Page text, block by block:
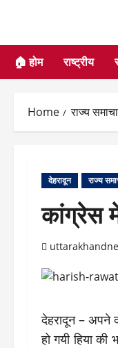
🏠 होम राष्ट्रीय
Home राज्य
देहरादून राज्य
कांग्रेस
देहरादून – अपने
हो गयी हिया